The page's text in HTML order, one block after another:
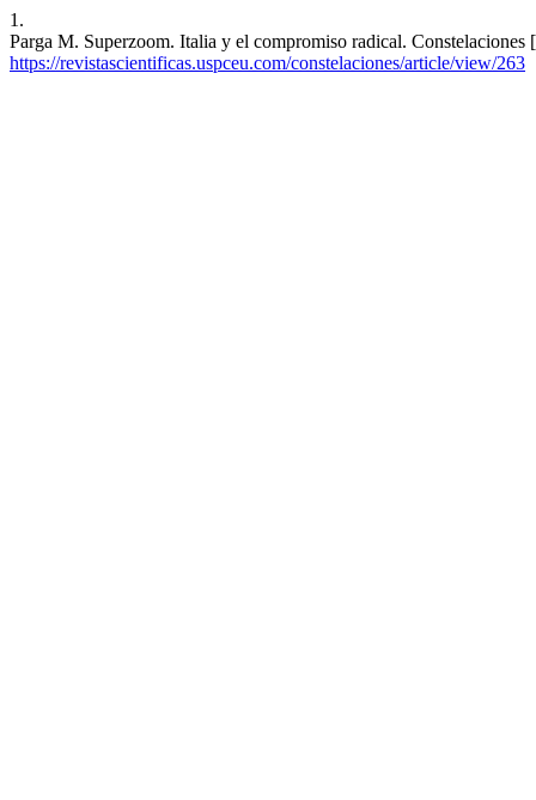
1.
Parga M. Superzoom. Italia y el compromiso radical.
https://revistascientificas.uspceu.com/constelaciones/article/view/263